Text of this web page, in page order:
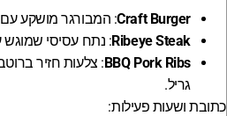
Craft Burger: המבורגר מושקע עם
Ribeye Steak: נתח עסיסי שמוגש
BBQ Pork Ribs: צלעות חזיר
גריל.
כתובת ושעות פעילות: